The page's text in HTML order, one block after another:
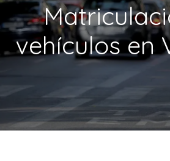
vehículos en